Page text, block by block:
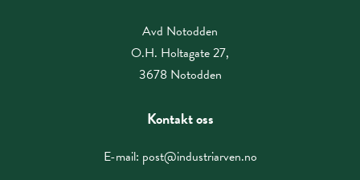
Avd Notodden
O.H. Holtagate 27,
3678 Notodden
Kontakt oss
E-mail: post@industriarven.no